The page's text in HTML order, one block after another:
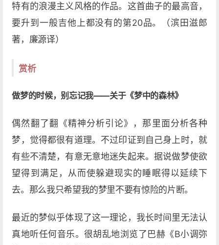
特有的浪漫主义风格的作品。这首曲子的最高音，
要升到一般吉他上都没有的第20品。（滨田滋郎
著，廉源译）
赏析
做梦的时候，别忘记我——关于《梦中的森林》
偶然翻了翻《精神分析引论》，那里面分析各种
梦，觉得都很有道理。不过印证到自己身上时，就
有些不清楚，有意无意地迷失起来。据说做梦使欲
望得到满足，从而使躲避现实的睡眠得以延续下
去。那么我只希望我的梦里不要有惊险的片断。
最近的梦似乎体现了这一理论，我长时间里无法认
真地听任何音乐。很胡乱地浏览了巴赫《B小调弥